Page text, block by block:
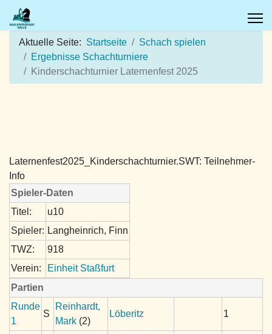
Aktuelle Seite: Startseite
Schach spielen
Ergebnisse Schachturniere
Kinderschachturnier Laternenfest 2025
Laternenfest2025_Kinderschachturnier.SWT: Teilnehmer-
Info
Spieler-Daten
Titel:
u10
Spieler: Langheinrich, Finn
TWZ:
918
Verein:
Einheit Staßfurt
Partien
Runde
1
S
Reinhardt,
Mark(2)
Löberitz 1